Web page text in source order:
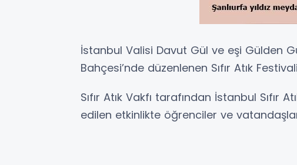
İstanbul Valisi Davut Gül ve eşi Gülden
Bahçesi’nde düzenlenen Sıfır Atık
Sıfır Atık Vakfı tarafından İstanbul Sıfır
edilen etkinlikte öğrenciler ve